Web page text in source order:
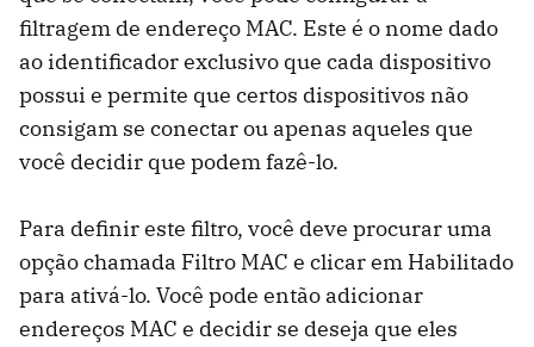
filtragem de endereço MAC. Este é o nome dado
ao identificador exclusivo que cada dispositivo
possui e permite que certos dispositivos não
consigam se conectar ou apenas aqueles que
você decidir que podem fazê-lo.
Para definir este filtro, você deve procurar uma
opção chamada Filtro MAC e clicar em Habilitado
para ativá-lo. Você pode então adicionar
endereços MAC e decidir se deseja que eles